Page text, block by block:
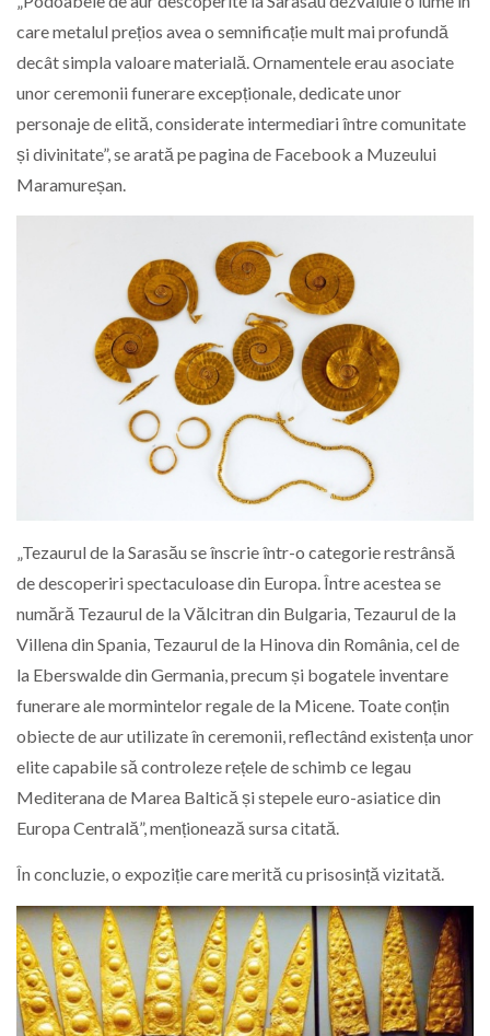
care metalul prețios avea o semnificație mult mai profundă
decât simpla valoare materială. Ornamentele erau asociate
unor ceremonii funerare excepționale, dedicate unor
personaje de elită, considerate intermediari între comunitate
și divinitate”, se arată pe pagina de Facebook a Muzeului
Maramureșan.
„Tezaurul de la Sarasău se înscrie într-o categorie restrânsă
de descoperiri spectaculoase din Europa. Între acestea se
numără Tezaurul de la Vălcitran din Bulgaria, Tezaurul de la
Villena din Spania, Tezaurul de la Hinova din România, cel de
la Eberswalde din Germania, precum și bogatele inventare
funerare ale mormintelor regale de la Micene. Toate conțin
obiecte de aur utilizate în ceremonii, reflectând existența unor
elite capabile să controleze rețele de schimb ce legau
Mediterana de Marea Baltică și stepele euro-asiatice din
Europa Centrală”, menționează sursa citată.
În concluzie, o expoziție care merită cu prisosință vizitată.